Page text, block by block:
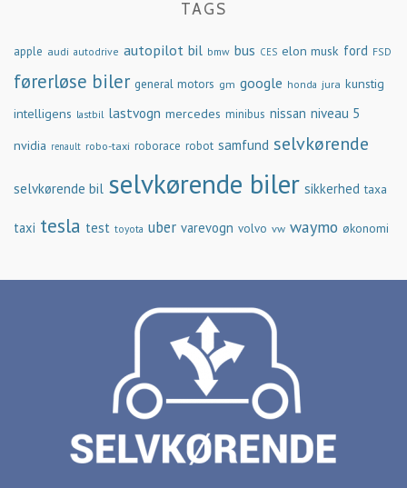
TAGS
apple audi autodrive autopilot bil bmw bus CES elon musk ford FSD
førerløse biler general motors gm google honda jura kunstig
intelligens lastbil lastvogn mercedes minibus nissan niveau 5
nvidia renault robo-taxi roborace robot samfund selvkørende
selvkørende bil selvkørende biler sikkerhed taxa
taxi tesla test toyota uber varevogn volvo vw waymo økonomi